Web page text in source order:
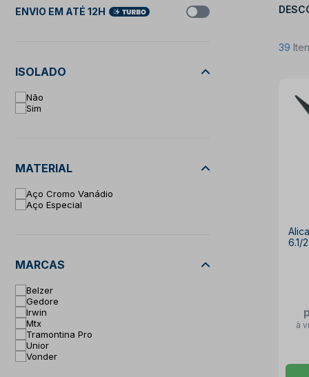
ENVIO EM ATÉ 12H
ISOLADO
Não
Sim
MATERIAL
Aço Cromo Vanádio
Aço Especial
MARCAS
Belzer
Gedore
Irwin
Mtx
Tramontina Pro
Unior
Vonder
39
6.1/
à